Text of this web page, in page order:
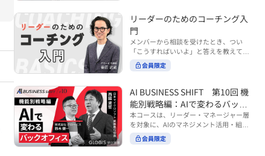
のリーダーシップや組織変革を中心に学
ぶコース ・機能別戦略編（第8回〜12
回）：AI時代における機能別での戦略の
あり方を中心に学ぶコース より実践的な
AIツールの活用法について学びたい方は
『AI WORK SHIFTシリーズ』をご視聴く
3%BC%E3%82%AF%E3%82%B7%E3%
83%95%E3%83%88 ※本コースは、AIの
マネジメント活用を学ぶ「AIビジネスシ
フト」シリーズの一環として提供してい
ます。 ※本動画は、制作時点の情報に基
づき作成したものです（2026年03月制
し、自身のリーダーシップを発揮できる
ようになっていきます。 ※本動画は、制
作時点の情報に基づき作成したものです
（2024年12月制作）
ーマは、「Being（ありたい自分）」を
中心に据え、自ら考え（Think）、変化
し（Transform）、協働する（Collabor
ate）ことで、自分らしい価値を発揮し
ていくこと。 リスキリングやAI活用が叫
ばれる今こそ、スキルより先に“自分の
軸”を問うことが重要です。 あなたは何
か？ このコースは、あなたが“ありたい
自分”として生き、キャリアをデザイン
していくための思考と行動のガイドにな
ります。 ※本動画は、制作時点の情報に
基づき作成したものです（2025年11月
制作）
リーダーのためのコーチング入
門
メンバーから相談を受けたとき、つい
「こうすればいいよ」と答えを教えてし
まう。 あるいは、「自分で考えてほし
い」と思うあまり、すべて任せきりにし
つつ、自律的に仕事を進めてもらうため
にはどうすればよいのか。 こうした悩み
に直面するリーダー・マネージャーの方
は多いのではないでしょうか。 変化が激
しく、正解のない現代においては、指示
や助言にとどまらず、メンバーの思考を
引き出し、自律的な行動を促す「コーチ
会員限定
AI BUSINESS SHIFT 第10回 機
能別戦略編：AIで変わるバック
オフィス
本コースは、リーダー・マネージャー層
を対象に、AIのマネジメント活用・組織
活用を体系的に学ぶ 『AI BUSINESS SHI
FTシリーズ（全12回）』の第10回で
会員限定